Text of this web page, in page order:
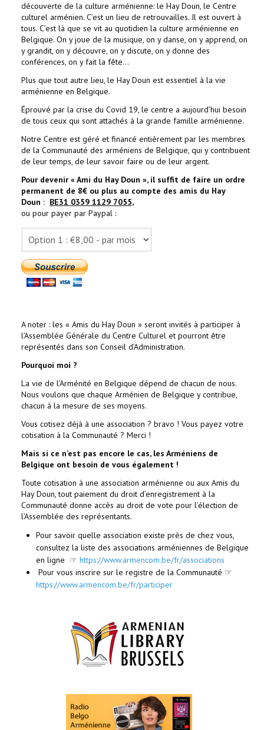
découverte de la culture arménienne: le Hay Doun, le Centre
culturel arménien. C’est un lieu de retrouvailles. Il est ouvert à
tous. C’est là que se vit au quotidien la culture arménienne en
Belgique. On y joue de la musique, on y danse, on y apprend, on
y grandit, on y découvre, on y discute, on y donne des
conférences, on y fait la fête…
Plus que tout autre lieu, le Hay Doun est essentiel à la vie
arménienne en Belgique.
Éprouvé par la crise du Covid 19, le centre a aujourd’hui besoin
de tous ceux qui sont attachés à la grande famille arménienne.
Notre Centre est géré et financé entièrement par les membres
de la Communauté des arméniens de Belgique, qui y contribuent
de leur temps, de leur savoir faire ou de leur argent.
Pour devenir « Ami du Hay Doun », il suffit de faire un ordre
permanent de 8€ ou plus au compte des amis du Hay
Doun : BE31 0359 1129 7055,
ou pour payer par Paypal :
A noter : les « Amis du Hay Doun » seront invités à participer à
l’Assemblée Générale du Centre Culturel et pourront être
représentés dans son Conseil d’Administration.
Pourquoi moi ?
La vie de l’Arménité en Belgique dépend de chacun de nous.
Nous voulons que chaque Arménien de Belgique y contribue,
chacun à la mesure de ses moyens.
Vous cotisez déjà à une association ? bravo ! Vous payez votre
cotisation à la Communauté ? Merci !
Mais si ce n’est pas encore le cas, les Arméniens de
Belgique ont besoin de vous également !
Toute cotisation à une association arménienne ou aux Amis du
Hay Doun, tout paiement du droit d’enregistrement à la
Communauté donne accès au droit de vote pour l’élection de
l’Assemblée des représentants.
Pour savoir quelle association existe près de chez vous,
consultez la liste des associations arméniennes de Belgique
en ligne ☞ https://www.armencom.be/fr/associations
Pour vous inscrire sur le registre de la Communauté ☞
https://www.armencom.be/fr/participer